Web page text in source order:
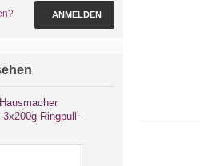
ANMELDEN
Ringpull-